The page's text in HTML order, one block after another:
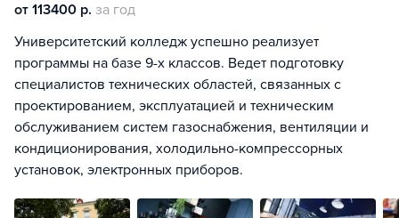
от 113400 р. за год
Университетский колледж успешно реализует
программы на базе 9-х классов. Ведет подготовку
специалистов технических областей, связанных с
проектированием, эксплуатацией и техническим
обслуживанием систем газоснабжения, вентиляции и
кондиционирования, холодильно-компрессорных
установок, электронных приборов.